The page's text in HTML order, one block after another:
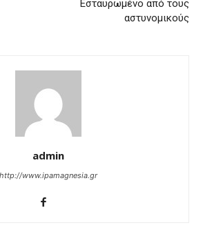
Εσταυρωμένο από τους
αστυνομικούς
admin
http://www.ipamagnesia.gr